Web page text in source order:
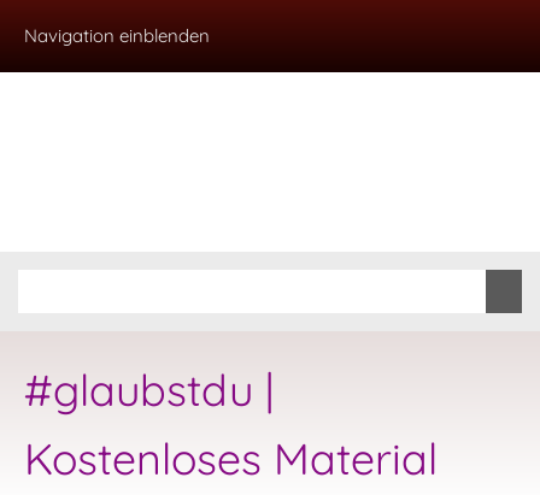
Navigation einblenden
#glaubstdu |
Kostenloses Material